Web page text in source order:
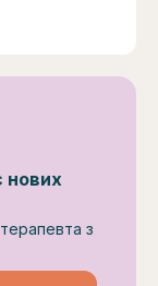
нових
з